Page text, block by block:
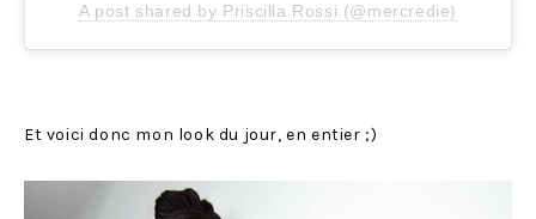
A post shared by Priscilla Rossi (@mercredie)
Et voici donc mon look du jour, en entier ;)